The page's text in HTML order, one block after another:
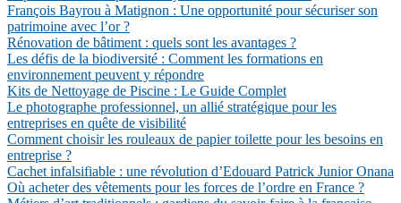
François Bayrou à Matignon : Une opportunité pour sécuriser son
patrimoine avec l’or ?
Rénovation de bâtiment : quels sont les avantages ?
Les défis de la biodiversité : Comment les formations en
environnement peuvent y répondre
Kits de Nettoyage de Piscine : Le Guide Complet
Le photographe professionnel, un allié stratégique pour les
entreprises en quête de visibilité
Comment choisir les rouleaux de papier toilette pour les besoins en
entreprise ?
Cachet infalsifiable : une révolution d’Edouard Patrick Junior Onana
Où acheter des vêtements pour les forces de l’ordre en France ?